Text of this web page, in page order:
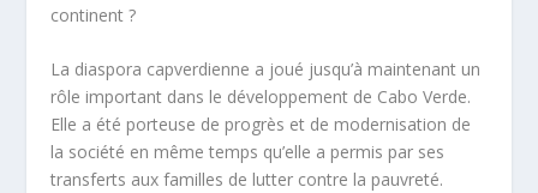
continent ?
La diaspora capverdienne a joué jusqu’à maintenant un
rôle important dans le développement de Cabo Verde.
Elle a été porteuse de progrès et de modernisation de
la société en même temps qu’elle a permis par ses
transferts aux familles de lutter contre la pauvreté.